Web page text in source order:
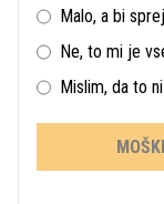
Malo, a bi
Ne, to mi je
Mislim, da to
MOŠKI